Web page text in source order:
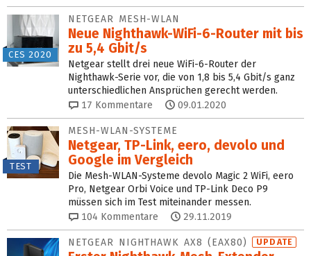
CES 2020
NETGEAR MESH-WLAN
Neue Nighthawk-WiFi-6-Router mit bis
zu 5,4 Gbit/s
Netgear stellt drei neue WiFi-6-Router der
Nighthawk-Serie vor, die von 1,8 bis 5,4 Gbit/s ganz
unterschiedlichen Ansprüchen gerecht werden.
17 Kommentare 09.01.2020
TEST
MESH-WLAN-SYSTEME
Netgear, TP-Link, eero, devolo und
Google im Vergleich
Die Mesh-WLAN-Systeme devolo Magic 2 WiFi, eero
Pro, Netgear Orbi Voice und TP-Link Deco P9
müssen sich im Test miteinander messen.
104 Kommentare 29.11.2019
NETGEAR NIGHTHAWK AX8 (EAX80) UPDATE